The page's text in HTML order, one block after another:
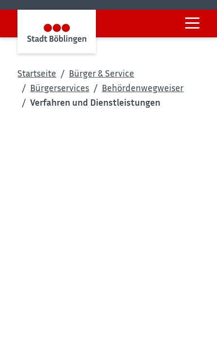
Startseite
Bürger & Service
Bürgerservices
Behördenwegweiser
Verfahren und Dienstleistungen